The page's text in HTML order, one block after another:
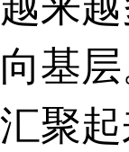
向基
汇聚